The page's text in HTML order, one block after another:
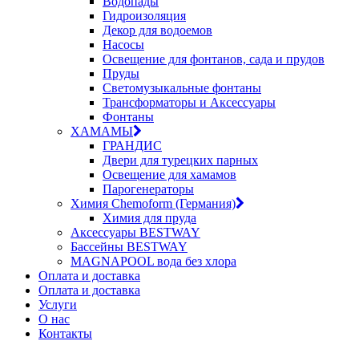
Гидроизоляция
Декор для водоемов
Насосы
Освещение для фонтанов, сада и прудов
Пруды
Светомузыкальные фонтаны
Трансформаторы и Аксессуары
Фонтаны
ХАМАМЫ
ГРАНДИС
Двери для турецких парных
Освещение для хамамов
Парогенераторы
Химия Chemoform (Германия)
Химия для пруда
Аксессуары BESTWAY
Бассейны BESTWAY
MAGNAPOOL вода без хлора
Оплата и доставка
Оплата и доставка
Услуги
О нас
Контакты